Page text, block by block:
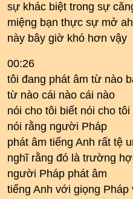
sự khác biệt trong sự
miệng bạn thực sự mở
này bây giờ khó hơn vậy
00:26
tôi đang phát âm từ nào
từ nào cái nào cái nào
nói cho tôi biết nói cho
nói rằng người Pháp
phát âm tiếng Anh rất tệ
nghĩ rằng đó là trường
người Pháp phát âm
tiếng Anh với giọng